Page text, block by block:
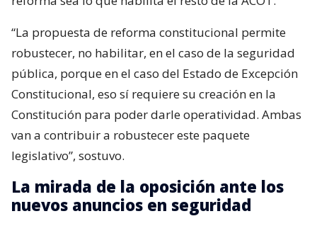
“La propuesta de reforma constitucional permite
robustecer, no habilitar, en el caso de la seguridad
pública, porque en el caso del Estado de Excepción
Constitucional, eso sí requiere su creación en la
Constitución para poder darle operatividad. Ambas
van a contribuir a robustecer este paquete
legislativo”, sostuvo.
La mirada de la oposición ante los
nuevos anuncios en seguridad